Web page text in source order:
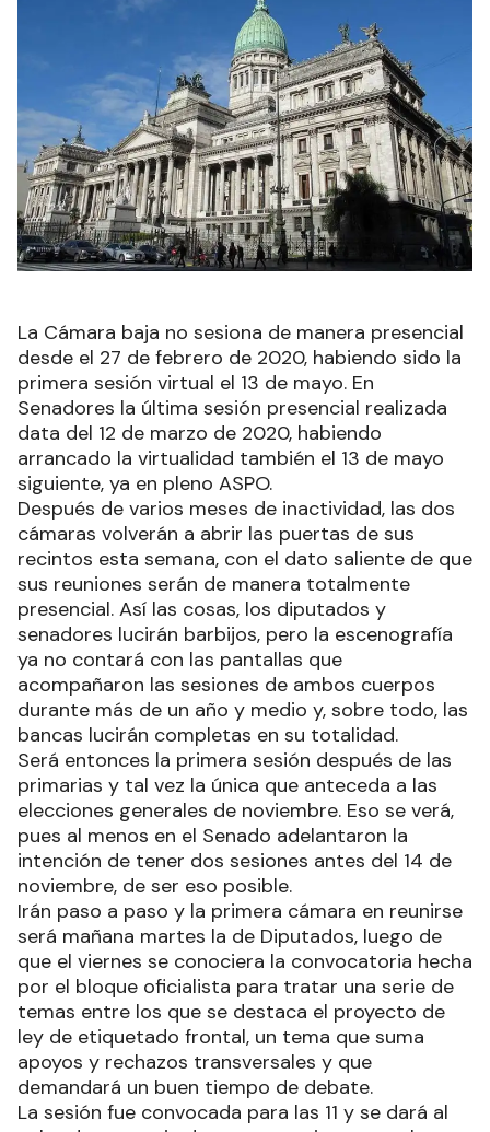
La Cámara baja no sesiona de manera presencial
desde el 27 de febrero de 2020, habiendo sido la
primera sesión virtual el 13 de mayo. En
Senadores la última sesión presencial realizada
data del 12 de marzo de 2020, habiendo
arrancado la virtualidad también el 13 de mayo
siguiente, ya en pleno ASPO.
Después de varios meses de inactividad, las dos
cámaras volverán a abrir las puertas de sus
recintos esta semana, con el dato saliente de que
sus reuniones serán de manera totalmente
presencial. Así las cosas, los diputados y
senadores lucirán barbijos, pero la escenografía
ya no contará con las pantallas que
acompañaron las sesiones de ambos cuerpos
durante más de un año y medio y, sobre todo, las
bancas lucirán completas en su totalidad.
Será entonces la primera sesión después de las
primarias y tal vez la única que anteceda a las
elecciones generales de noviembre. Eso se verá,
pues al menos en el Senado adelantaron la
intención de tener dos sesiones antes del 14 de
noviembre, de ser eso posible.
Irán paso a paso y la primera cámara en reunirse
será mañana martes la de Diputados, luego de
que el viernes se conociera la convocatoria hecha
por el bloque oficialista para tratar una serie de
temas entre los que se destaca el proyecto de
ley de etiquetado frontal, un tema que suma
apoyos y rechazos transversales y que
demandará un buen tiempo de debate.
La sesión fue convocada para las 11 y se dará al